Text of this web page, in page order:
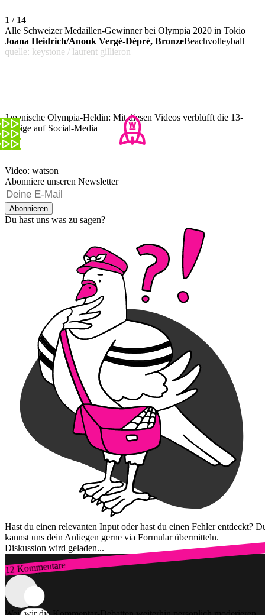
1 / 14
Alle Schweizer Medaillen-Gewinner bei Olympia 2020 in Tokio
Joana Heidrich/Anouk Vergé-Dépré, BronzeBeachvolleyball
quelle: keystone / laurent gillieron
Japanische Olympia-Heldin: Mit diesen Videos verblüfft die 13-
Jährige auf Social-Media
Video: watson
Abonniere unseren Newsletter
Abonnieren
Du hast uns was zu sagen?
Hast du einen relevanten Input oder hast du einen Fehler entdeckt?
kannst uns dein Anliegen gerne via Formular übermitteln.
Diskussion wird geladen...
12 Kommentare
Zum Login